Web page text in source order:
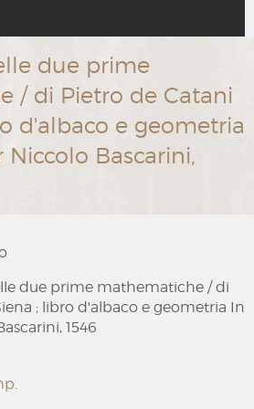
due prime
/ di Pietro de Catani
d'albaco e geometria
Niccolo Bascarini,
due prime mathematiche / di
; libro d'albaco e geometria In
1546